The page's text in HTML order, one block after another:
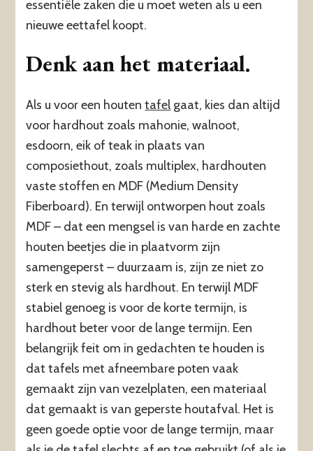
essentiële zaken die u moet weten als u een
nieuwe eettafel koopt.
Denk aan het materiaal.
Als u voor een houtentafel gaat, kies dan altijd
voor hardhout zoals mahonie, walnoot,
esdoorn, eik of teak in plaats van
composiethout, zoals multiplex, hardhouten
vaste stoffen en MDF (Medium Density
Fiberboard). En terwijl ontworpen hout zoals
MDF – dat een mengsel is van harde en zachte
houten beetjes die in plaatvorm zijn
samengeperst – duurzaam is, zijn ze niet zo
sterk en stevig als hardhout. En terwijl MDF
stabiel genoeg is voor de korte termijn, is
hardhout beter voor de lange termijn. Een
belangrijk feit om in gedachten te houden is
dat tafels met afneembare poten vaak
gemaakt zijn van vezelplaten, een materiaal
dat gemaakt is van geperste houtafval. Het is
geen goede optie voor de lange termijn, maar